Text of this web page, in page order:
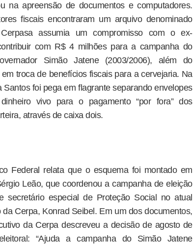
na apreensão de documentos e computadores.
fiscais encontraram um arquivo denominado
assumia um compromisso com o ex-
com R$ 4 milhões para a campanha do
Simão Jatene (2003/2006), além do
troca de benefícios fiscais para a cervejaria. Na
foi pega em flagrante separando envelopes
vivo para o pagamento “por fora” dos
através de caixa dois.
Federal relata que o esquema foi montado em
Leão, que coordenou a campanha de eleição
especial de Proteção Social no atual
Cerpa, Konrad Seibel. Em um dos documentos,
da Cerpa descreveu a decisão de agosto de
“Ajuda a campanha do Simão Jatene